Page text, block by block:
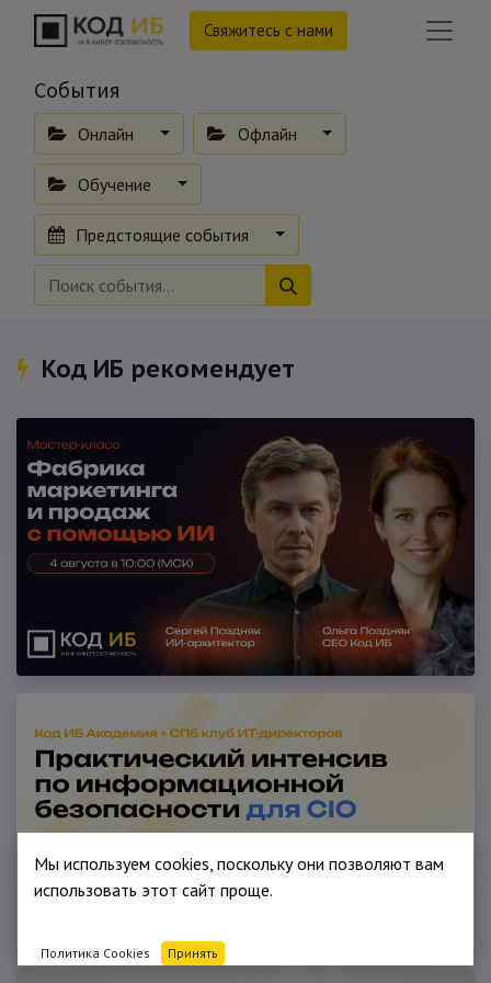
Свяжитесь с нами
События
Онлайн Офлайн
Обучение
Предстоящие события
Код ИБ рекомендует
Мы используем cookies, поскольку они позволяют вам
использовать этот сайт проще.
Политика Cookies Принять